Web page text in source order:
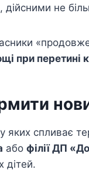
, дійсними не
при перетині
яких спливає
або філії ДП
дітей.